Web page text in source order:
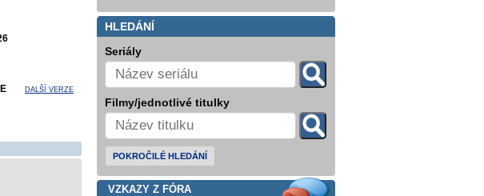
DALŠÍ VERZE
HLEDÁNÍ
Seriály
Filmy/jednotlivé titulky
POKROČILÉ HLEDÁNÍ
VZKAZY Z FÓRA